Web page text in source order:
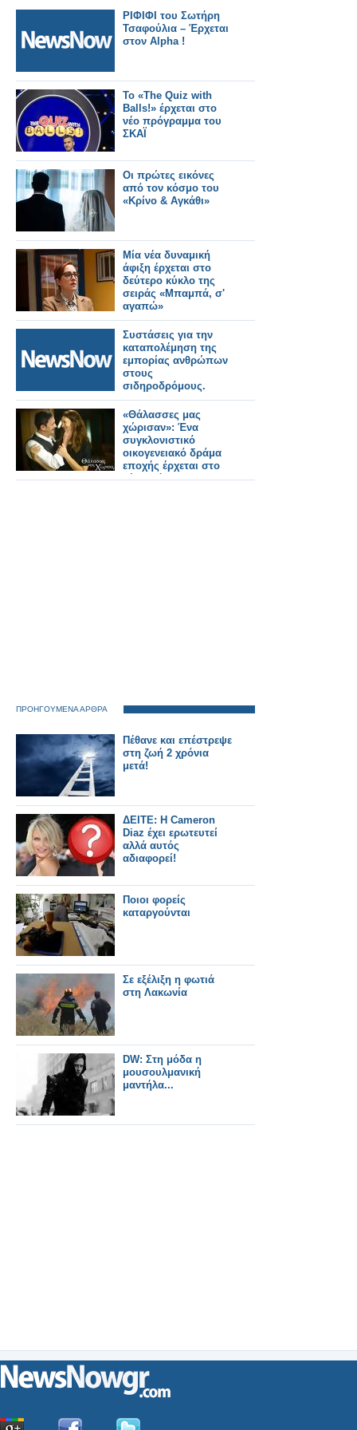
ΡΙΦΙΦΙ του Σωτήρη
Τσαφούλια – Έρχεται
στον Alpha !
Το «The Quiz with
Balls!» έρχεται στο
νέο πρόγραμμα του
ΣΚΑΪ
Οι πρώτες εικόνες
από τον κόσμο του
«Κρίνο & Αγκάθι»
Μία νέα δυναμική
άφιξη έρχεται στο
δεύτερο κύκλο της
σειράς «Μπαμπά, σ'
αγαπώ»
Συστάσεις για την
καταπολέμηση της
εμπορίας ανθρώπων
στους
σιδηροδρόμους.
«Θάλασσες μας
χώρισαν»: Ένα
συγκλονιστικό
οικογενειακό δράμα
εποχής έρχεται στο
νέο πρόγραμμα της
ΠΡΟΗΓΟΥΜΕΝΑ ΑΡΘΡΑ
Πέθανε και επέστρεψε
στη ζωή 2 χρόνια
μετά!
ΔΕΙΤΕ: Η Cameron
Diaz έχει ερωτευτεί
αλλά αυτός
αδιαφορεί!
Ποιοι φορείς
καταργούνται
Σε εξέλιξη η φωτιά
στη Λακωνία
DW: Στη μόδα η
μουσουλμανική
μαντήλα...